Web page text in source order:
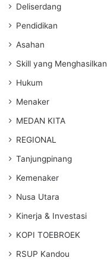
Deliserdang
Pendidikan
Asahan
Skill yang Menghasilkan
Hukum
Menaker
MEDAN KITA
REGIONAL
Tanjungpinang
Kemenaker
Nusa Utara
Kinerja & Investasi
KOPI TOEBROEK
RSUP Kandou